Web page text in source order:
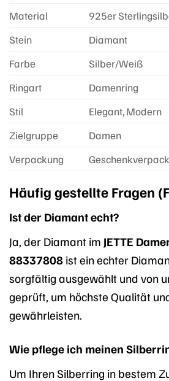
Material
925er
Stein
Diamant
Farbe
Silber/Weiß
Ringart
Damenring
Stil
Elegant, Modern
Zielgruppe
Damen
Verpackung
Häufig gestellte Fragen
Ist der Diamant echt?
Ja, der Diamant im JETTE
88337808 ist ein echter
sorgfältig ausgewählt und von
geprüft, um höchste Qualität
gewährleisten.
Wie pflege ich meinen
Um Ihren Silberring in bestem